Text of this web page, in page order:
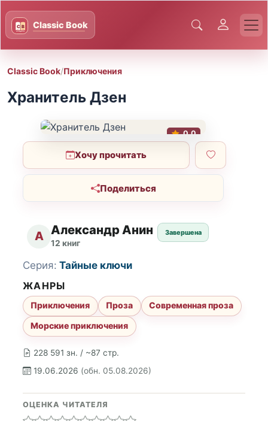
Classic Book/Приключения
Хранитель Дзен
0.0
Хочу прочитать
Поделиться
А Александр Анин
12 книг
Завершена
228 591 зн. / ~87 стр.
19.06.2026 (обн. 05.08.2026)
Серия: Тайные ключи
ЖАНРЫ
Приключения Проза
Современная проза
Морские приключения
ОЦЕНКА ЧИТАТЕЛЯ